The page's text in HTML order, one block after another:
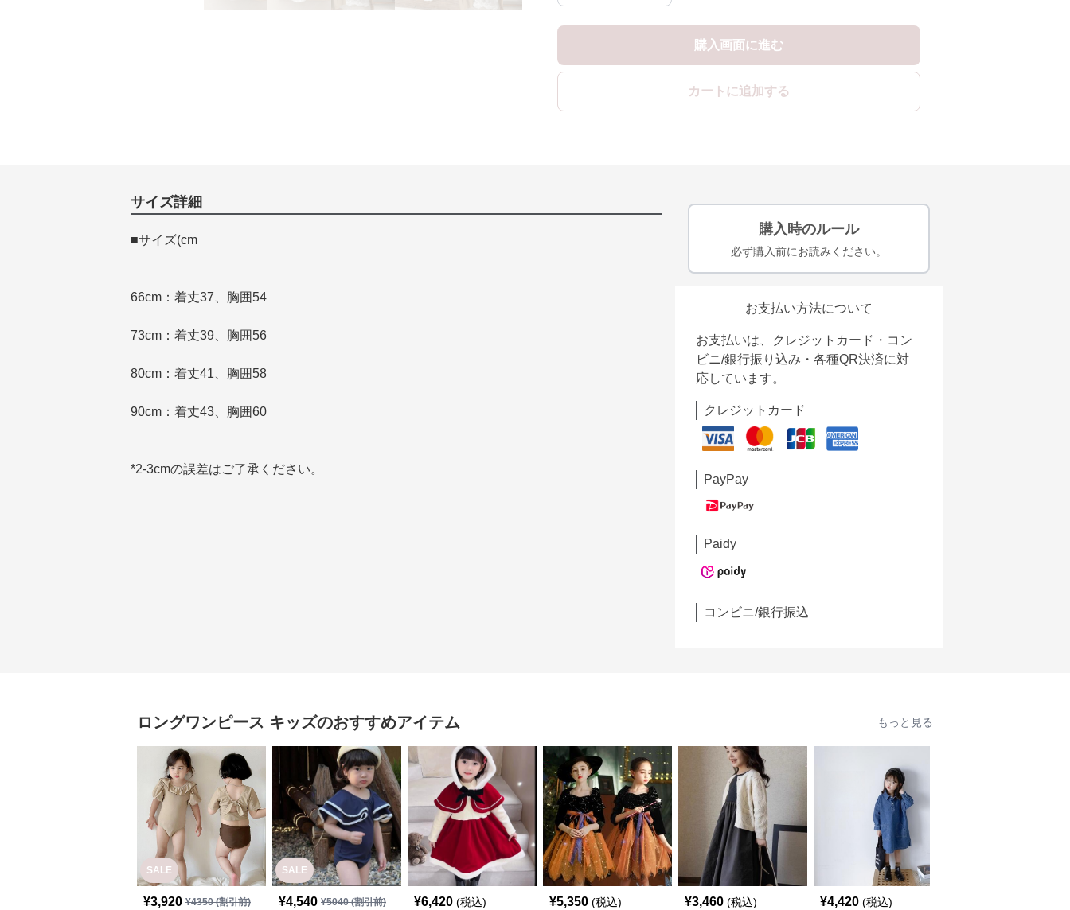
購入画面に進む
カートに追加する
サイズ詳細
■サイズ(cm
66cm：着丈37、胸囲54
73cm：着丈39、胸囲56
80cm：着丈41、胸囲58
90cm：着丈43、胸囲60
*2-3cmの誤差はご了承ください。
購入時のルール
必ず購入前にお読みください。
お支払い方法について
お支払いは、クレジットカード・コン
ビニ/銀行振り込み・各種QR決済に対
応しています。
クレジットカード
PayPay
Paidy
コンビニ/銀行振込
ロングワンピース キッズのおすすめアイテム もっと見る
SALE
¥3,920 ¥4350(割引前)
SALE
¥4,540 ¥5040(割引前) ¥6,420 (税込) ¥5,350 (税込) ¥3,460 (税込) ¥4,420 (税込)